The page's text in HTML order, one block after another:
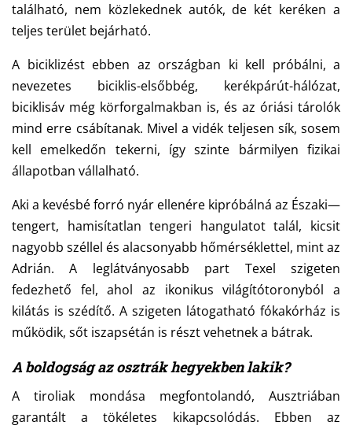
található, nem közlekednek autók, de két keréken a
teljes terület bejárható.
A biciklizést ebben az országban ki kell próbálni, a
nevezetes biciklis-elsőbbég, kerékpárút-hálózat,
biciklisáv még körforgalmakban is, és az óriási tárolók
mind erre csábítanak. Mivel a vidék teljesen sík, sosem
kell emelkedőn tekerni, így szinte bármilyen fizikai
állapotban vállalható.
Aki a kevésbé forró nyár ellenére kipróbálná az Északi—
tengert, hamisítatlan tengeri hangulatot talál, kicsit
nagyobb széllel és alacsonyabb hőmérséklettel, mint az
Adrián. A leglátványosabb part Texel szigeten
fedezhető fel, ahol az ikonikus világítótoronyból a
kilátás is szédítő. A szigeten látogatható fókakórház is
működik, sőt iszapsétán is részt vehetnek a bátrak.
A boldogság az osztrák hegyekben lakik?
A tiroliak mondása megfontolandó, Ausztriában
garantált a tökéletes kikapcsolódás. Ebben az